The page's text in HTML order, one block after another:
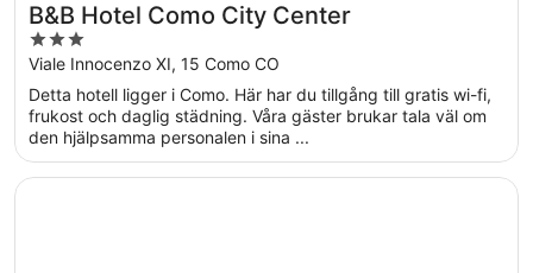
B&B Hotel Como City Center
3
out
of
5
Viale Innocenzo XI, 15 Como CO
Detta hotell ligger i Como. Här har du tillgång till gratis wi-fi,
frukost och daglig städning. Våra gäster brukar tala väl om
den hjälpsamma personalen i sina ...
Öppnas i ett nytt fönster
Palace Hotel